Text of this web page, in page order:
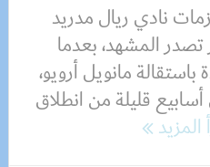
نادي ريال مدريد
المشهد، بعدما
مانويل أرويو،
قليلة من انطلاق
المزيد